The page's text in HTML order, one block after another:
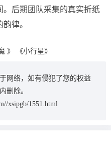
后期团队采集的真实折纸
律。
》 《小行星》
网络，如有侵犯了您的权益
删除。
xsipgb/1551.html